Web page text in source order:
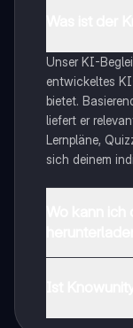
Unser KI-
entwickeltes
bietet.
liefert er
Lernpläne,
sich deinem